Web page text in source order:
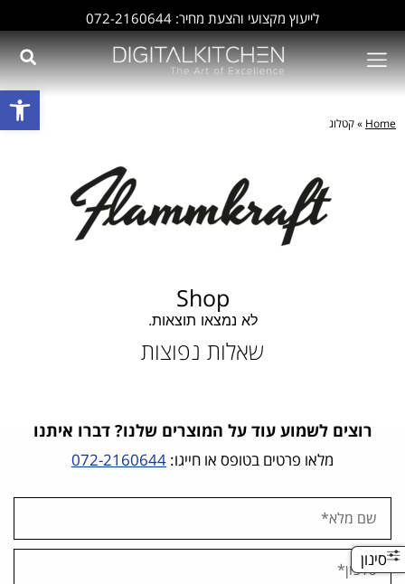
פתח
לייעוץ מקצועי והצעת מחיר: 072-2160644
Home
»קטלוג
Shop
סינון
לא נמצאו תוצאות.
שאלות נפוצות
רוצים לשמוע עוד על המוצרים שלנו? דברו איתנו
מלאו פרטים בטופס או חייגו: 072-2160644